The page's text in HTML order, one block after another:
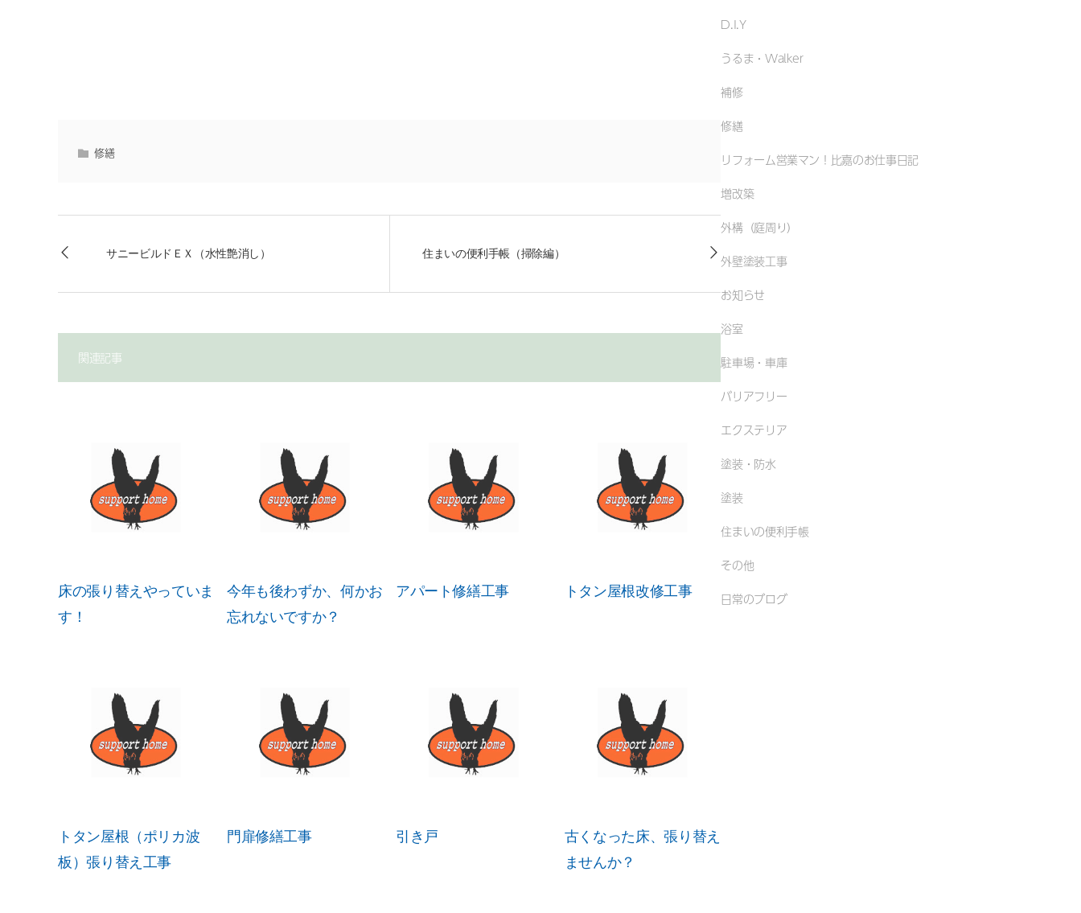
修繕
サニービルドＥＸ（水性艶消し） 住まいの便利手帳（掃除編）
関連記事
床の張り替えやっていま
す！
今年も後わずか、何かお
忘れないですか？
アパート修繕工事 トタン屋根改修工事
トタン屋根（ポリカ波
板）張り替え工事
門扉修繕工事 引き戸
古くなった床、張り替え
ませんか？
D.I.Y
うるま・Walker
補修
修繕
リフォーム営業マン！比嘉のお仕事日記
増改築
外構（庭周り）
外壁塗装工事
お知らせ
浴室
駐車場・車庫
バリアフリー
エクステリア
塗装・防水
塗装
住まいの便利手帳
その他
日常のブログ